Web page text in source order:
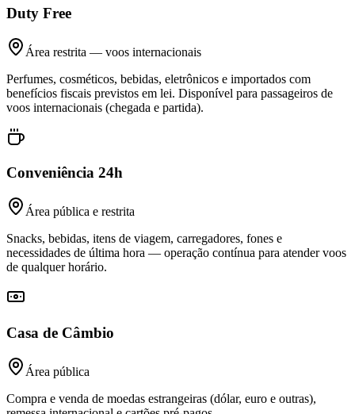
Duty Free
Área restrita — voos internacionais
Perfumes, cosméticos, bebidas, eletrônicos e importados com
benefícios fiscais previstos em lei. Disponível para passageiros de
voos internacionais (chegada e partida).
Conveniência 24h
Área pública e restrita
Snacks, bebidas, itens de viagem, carregadores, fones e
necessidades de última hora — operação contínua para atender voos
de qualquer horário.
Casa de Câmbio
Área pública
Compra e venda de moedas estrangeiras (dólar, euro e outras),